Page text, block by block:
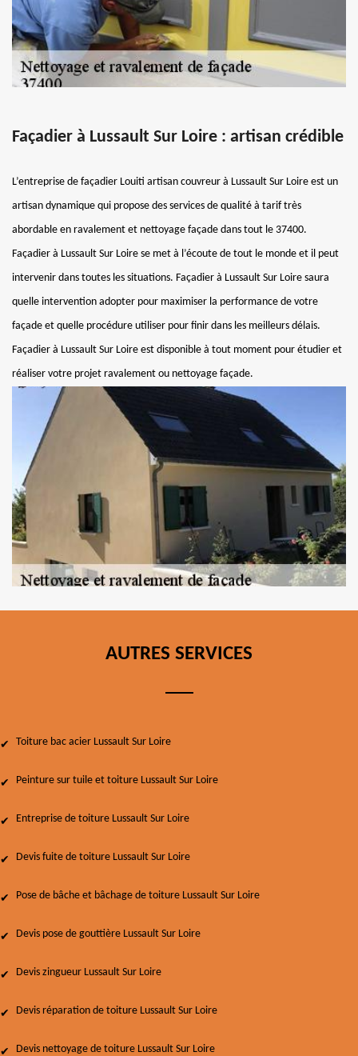
Façadier à Lussault Sur Loire : artisan crédible
L’entreprise de façadier Louiti artisan couvreur à Lussault Sur Loire est un
artisan dynamique qui propose des services de qualité à tarif très
abordable en ravalement et nettoyage façade dans tout le 37400.
Façadier à Lussault Sur Loire se met à l’écoute de tout le monde et il peut
intervenir dans toutes les situations. Façadier à Lussault Sur Loire saura
quelle intervention adopter pour maximiser la performance de votre
façade et quelle procédure utiliser pour finir dans les meilleurs délais.
Façadier à Lussault Sur Loire est disponible à tout moment pour étudier et
réaliser votre projet ravalement ou nettoyage façade.
AUTRES SERVICES
Toiture bac acier Lussault Sur Loire
Peinture sur tuile et toiture Lussault Sur Loire
Entreprise de toiture Lussault Sur Loire
Devis fuite de toiture Lussault Sur Loire
Pose de bâche et bâchage de toiture Lussault Sur Loire
Devis pose de gouttière Lussault Sur Loire
Devis zingueur Lussault Sur Loire
Devis réparation de toiture Lussault Sur Loire
Devis nettoyage de toiture Lussault Sur Loire